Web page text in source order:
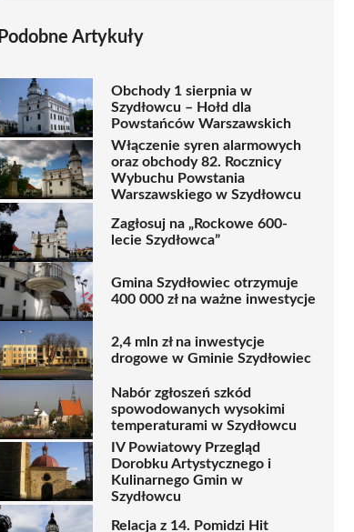
Podobne Artykuły
Obchody 1 sierpnia w
Szydłowcu – Hołd dla
Powstańców Warszawskich
Włączenie syren alarmowych
oraz obchody 82. Rocznicy
Wybuchu Powstania
Warszawskiego w Szydłowcu
Zagłosuj na „Rockowe 600-
lecie Szydłowca”
Gmina Szydłowiec otrzymuje
400 000 zł na ważne inwestycje
2,4 mln zł na inwestycje
drogowe w Gminie Szydłowiec
Nabór zgłoszeń szkód
spowodowanych wysokimi
temperaturami w Szydłowcu
IV Powiatowy Przegląd
Dorobku Artystycznego i
Kulinarnego Gmin w
Szydłowcu
Relacja z 14. Pomidzi Hit